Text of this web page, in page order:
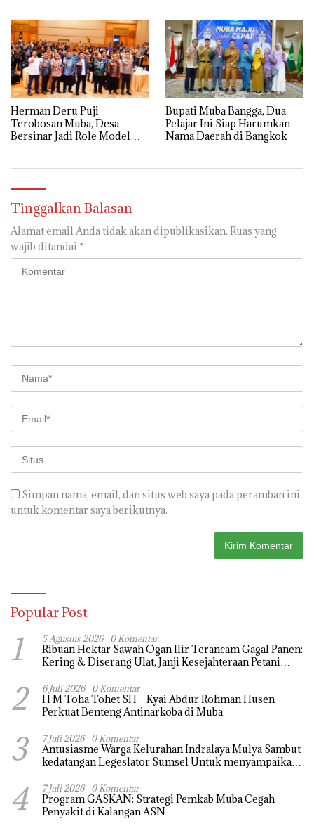
Herman Deru Puji
Terobosan Muba, Desa
Bersinar Jadi Role Model
Bupati Muba Bangga, Dua
Pelajar Ini Siap Harumkan
Nama Daerah di Bangkok
Tinggalkan Balasan
Alamat email Anda tidak akan dipublikasikan. Ruas yang
wajib ditandai *
Simpan nama, email, dan situs web saya pada peramban ini
untuk komentar saya berikutnya.
Popular Post
1 5 Agustus 2026 0 Komentar
Ribuan Hektar Sawah Ogan Ilir Terancam Gagal Panen:
Kering & Diserang Ulat, Janji Kesejahteraan Petani
2 6 Juli 2026 0 Komentar
H M Toha Tohet SH – Kyai Abdur Rohman Husen
Perkuat Benteng Antinarkoba di Muba
3 7 Juli 2026 0 Komentar
Antusiasme Warga Kelurahan Indralaya Mulya Sambut
kedatangan Legeslator Sumsel Untuk menyampaikan
4 7 Juli 2026 0 Komentar
Program GASKAN: Strategi Pemkab Muba Cegah
Penyakit di Kalangan ASN